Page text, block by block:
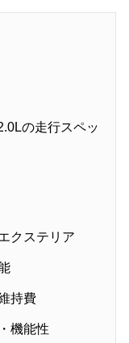
の走行スペッ
クステリア
持費
機能性